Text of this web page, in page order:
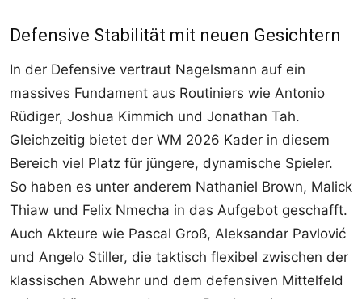
Defensive Stabilität mit neuen Gesichtern
In der Defensive vertraut Nagelsmann auf ein
massives Fundament aus Routiniers wie Antonio
Rüdiger, Joshua Kimmich und Jonathan Tah.
Gleichzeitig bietet der WM 2026 Kader in diesem
Bereich viel Platz für jüngere, dynamische Spieler.
So haben es unter anderem Nathaniel Brown, Malick
Thiaw und Felix Nmecha in das Aufgebot geschafft.
Auch Akteure wie Pascal Groß, Aleksandar Pavlović
und Angelo Stiller, die taktisch flexibel zwischen der
klassischen Abwehr und dem defensiven Mittelfeld